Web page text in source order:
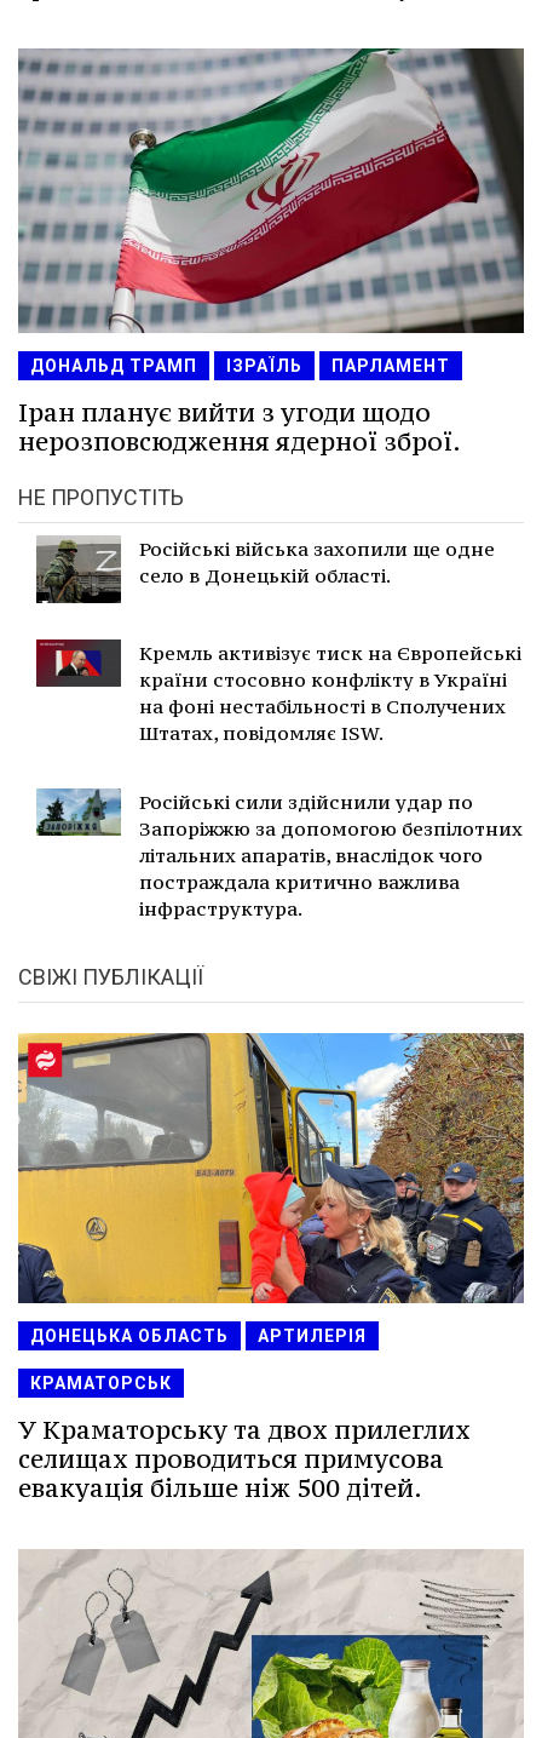
ДОНАЛЬД ТРАМП ІЗРАЇЛЬ ПАРЛАМЕНТ
Іран планує вийти з угоди щодо
нерозповсюдження ядерної зброї.
НЕ ПРОПУСТІТЬ
Російські війська захопили ще одне
село в Донецькій області.
Кремль активізує тиск на Європейські
країни стосовно конфлікту в Україні
на фоні нестабільності в Сполучених
Штатах, повідомляє ISW.
Російські сили здійснили удар по
Запоріжжю за допомогою безпілотних
літальних апаратів, внаслідок чого
постраждала критично важлива
інфраструктура.
СВІЖІ ПУБЛІКАЦІЇ
ДОНЕЦЬКА ОБЛАСТЬ АРТИЛЕРІЯ
КРАМАТОРСЬК
У Краматорську та двох прилеглих
селищах проводиться примусова
евакуація більше ніж 500 дітей.